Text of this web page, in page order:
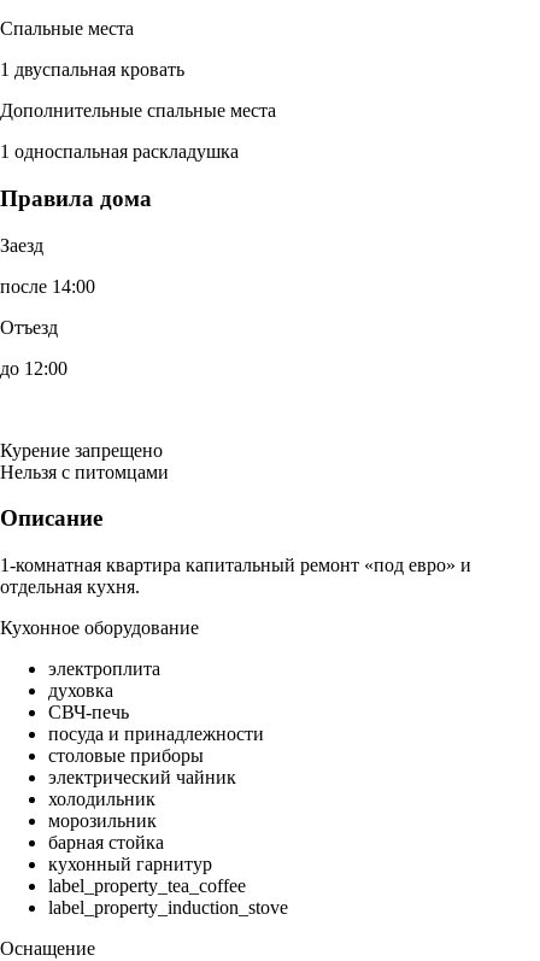
Спальные места
1 двуспальная кровать
Дополнительные спальные места
1 односпальная раскладушка
Правила дома
Заезд
после 14:00
Отъезд
до 12:00
Курение запрещено
Нельзя с питомцами
Описание
1-комнатная квартира капитальный ремонт «под евро» и
отдельная кухня.
Кухонное оборудование
электроплита
духовка
СВЧ-печь
посуда и принадлежности
столовые приборы
электрический чайник
холодильник
морозильник
барная стойка
кухонный гарнитур
label_property_tea_coffee
label_property_induction_stove
Оснащение